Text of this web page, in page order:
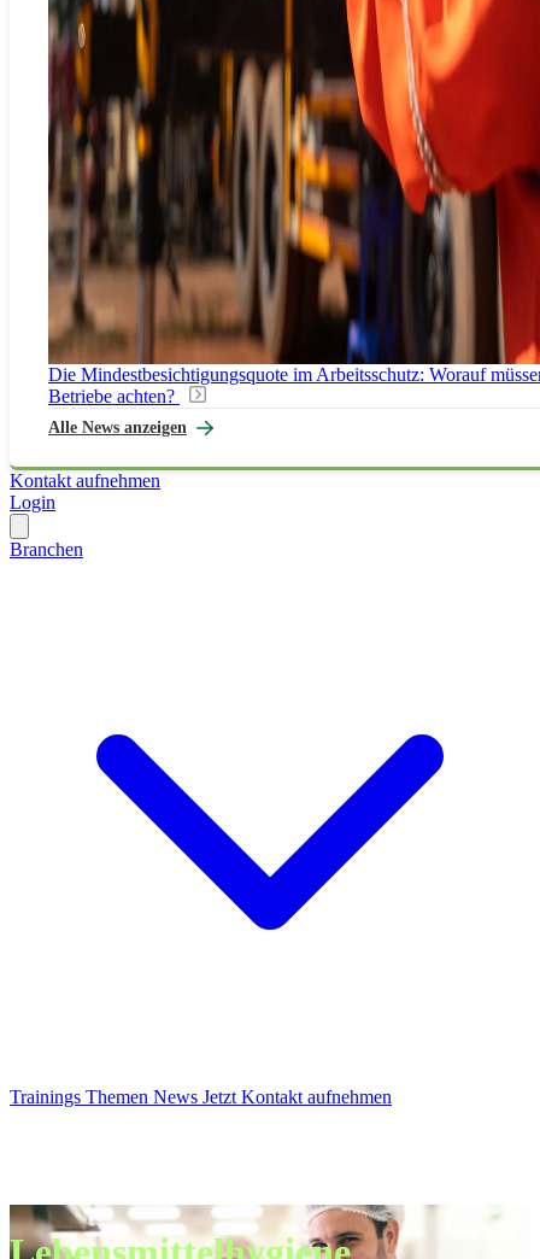
Die Mindestbesichtigungsquote im Arbeitsschutz: Worauf
Betriebe achten?
Alle News anzeigen
Kontakt aufnehmen
Login
Branchen
Trainings Themen News Jetzt Kontakt aufnehmen